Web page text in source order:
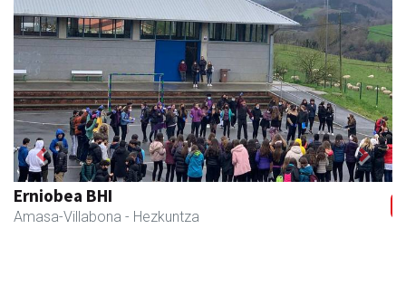
Erniobea BHI
Amasa-Villabona - Hezkuntza
Previous Next